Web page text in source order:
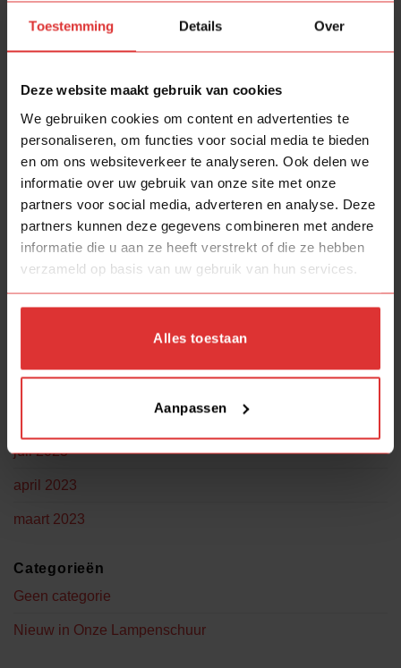
Toestemming Details Over
Deze website maakt gebruik van cookies
We gebruiken cookies om content en advertenties te
personaliseren, om functies voor social media te bieden
en om ons websiteverkeer te analyseren. Ook delen we
informatie over uw gebruik van onze site met onze
partners voor social media, adverteren en analyse. Deze
partners kunnen deze gegevens combineren met andere
informatie die u aan ze heeft verstrekt of die ze hebben
verzameld op basis van uw gebruik van hun services.
Alles toestaan
Aanpassen
Mexlite Sunflower 3664ZW Nieuw
Recente reacties
Thea Schriksop Shop
Shop
Annemiek G.op
juli 2023
april 2023
maart 2023
Categorieën
Geen categorie
Nieuw in Onze Lampenschuur